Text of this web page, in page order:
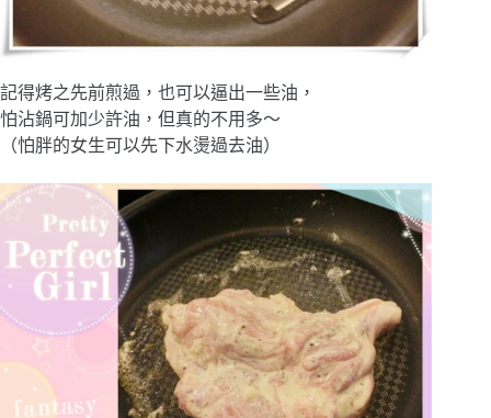
記得烤之先前煎過，也可以逼出一些油，
怕沾鍋可加少許油，但真的不用多～
（怕胖的女生可以先下水燙過去油）